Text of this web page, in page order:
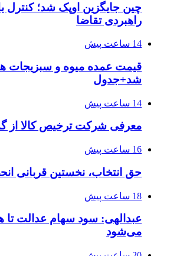
چین جایگزین اوپک شد؛ کنترل
راهبردی تقاضا
14 ساعت پیش
قیمت عمده میوه و سبزیجات
شد+جدول
14 ساعت پیش
معرفی شرکت ترخیص کالا از
16 ساعت پیش
حق انتخاب، نخستین قربانی
18 ساعت پیش
عبدالهی: سود سهام عدالت تا
می‌شود